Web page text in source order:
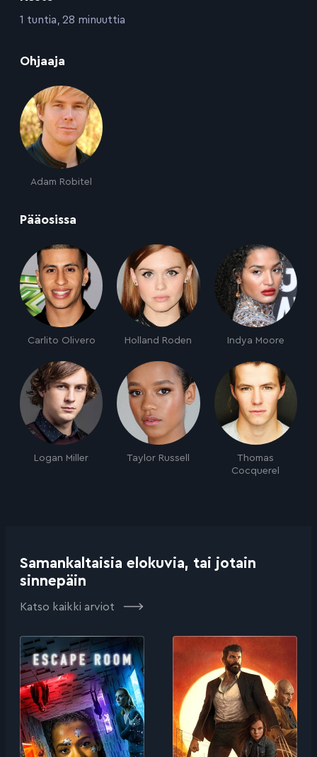
:1 tuntia, 28 minuuttia
Ohjaaja
Adam Robitel
Pääosissa
Carlito Olivero Holland Roden Indya Moore
Logan Miller Taylor Russell
Thomas
Cocquerel
Samankaltaisia elokuvia, tai jotain
sinnepäin
Katso kaikki arviot